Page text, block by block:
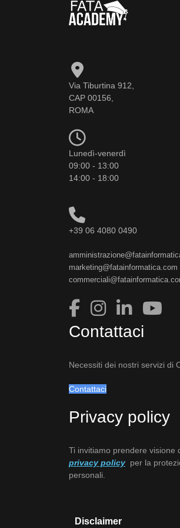
Via Tiburtina 912,
CAP 00156,
ROMA
Lunedì-venerdì
09:00 - 13:00
14:00 - 18:00
+39 06 4080 0490
marketing@fatainformatica.com
Contattaci
Necessiti dei nostri servizi di
Contattaci
Privacy policy
Ti invitiamo prendere visione
privacy policy per la
personali.
Disclaimer